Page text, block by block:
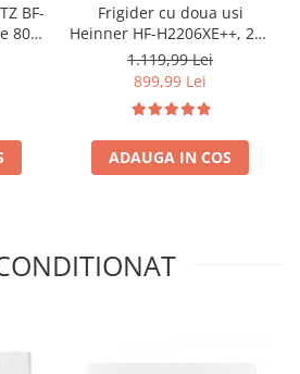
BF-
80L,
Frigider cu doua usi
Heinner HF-H2206XE++, 206
l, Clasa E, lumina LED, 3
rafturi de sticla, H 143 cm,
Inox
1.119,99 Lei
899,99 Lei
ADAUGA IN COS